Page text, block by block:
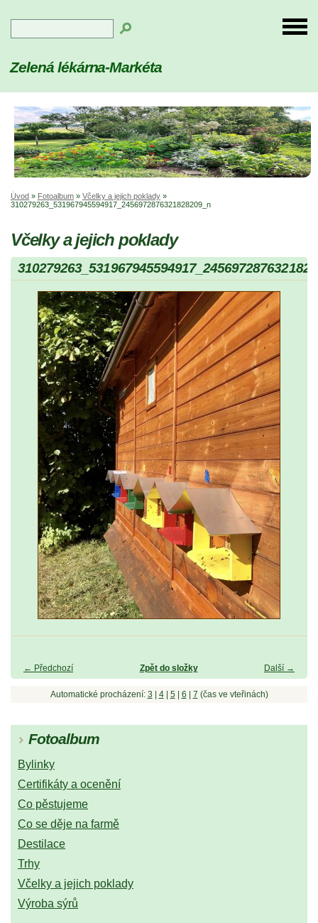
Zelená lékárna-Markéta
Úvod » Fotoalbum » Včelky a jejich poklady »
310279263_531967945594917_2456972876321828209_n
Včelky a jejich poklady
← Předchozí Další →
Zpět do složky
Automatické procházení: 3 4| 5| 6 7 (čas ve vteřinách)
Fotoalbum
Bylinky
Certifikáty a ocenění
Co pěstujeme
Co se děje na farmě
Destilace
Trhy
Včelky a jejich poklady
Výroba sýrů